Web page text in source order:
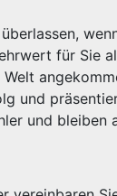
für Sie
und
und bleiben